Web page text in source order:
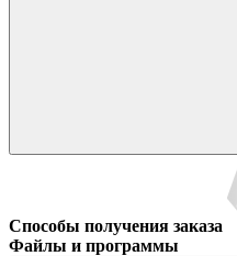
Способы получения заказа
Файлы и программы